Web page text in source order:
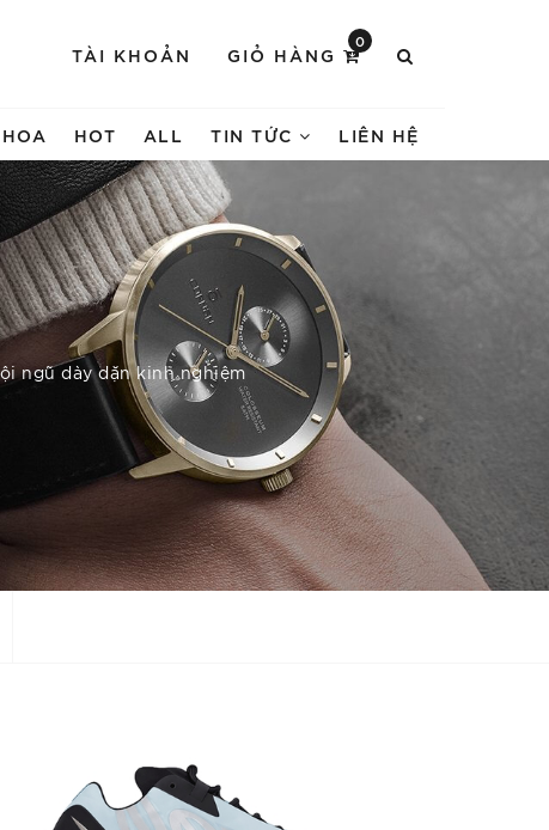
TÀI KHOẢN GIỎ HÀNG
0
HOT ALL TIN TỨC LIÊN HỆ
ngũ dày dặn kinh nghiệm